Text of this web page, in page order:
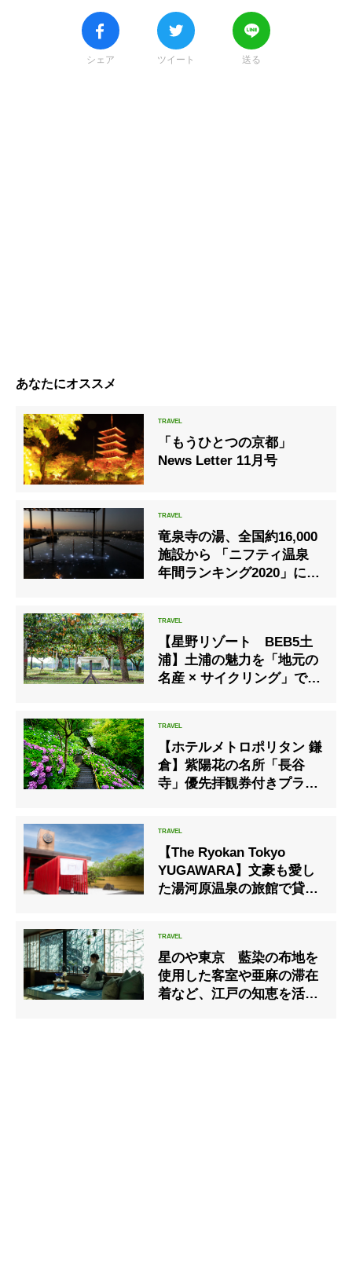
シェア ツイート 送る
あなたにオススメ
「もうひとつの京都」
News Letter 11月号
竜泉寺の湯、全国約16,000
施設から 「ニフティ温泉
年間ランキング2020」にて
【星野リゾート BEB5土
浦】土浦の魅力を「地元の
名産 × サイクリング」で満
【ホテルメトロポリタン 鎌
倉】紫陽花の名所「長谷
寺」優先拝観券付きプラン
【The Ryokan Tokyo
YUGAWARA】文豪も愛し
た湯河原温泉の旅館で貸切
星のや東京 藍染の布地を
使用した客室や亜麻の滞在
着など、江戸の知恵を活か